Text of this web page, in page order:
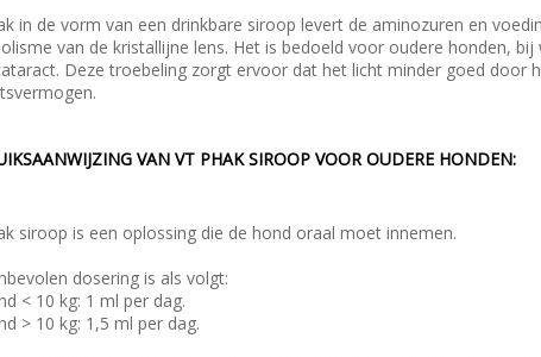
in de vorm van een drinkbare siroop levert de aminozuren en
van de kristallijne lens. Het is bedoeld voor oudere honden,
Deze troebeling zorgt ervoor dat het licht minder goed door
VAN VT PHAK SIROOP VOOR OUDERE HONDEN:
siroop is een oplossing die de hond oraal moet innemen.
dosering is als volgt:
< 10 kg: 1 ml per dag.
> 10 kg: 1,5 ml per dag.